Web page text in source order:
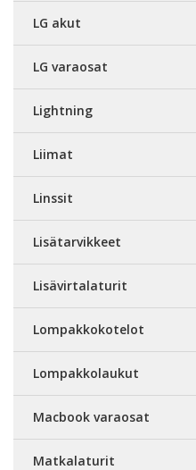
LG akut
LG varaosat
Lightning
Liimat
Linssit
Lisätarvikkeet
Lisävirtalaturit
Lompakkokotelot
Lompakkolaukut
Macbook varaosat
Matkalaturit